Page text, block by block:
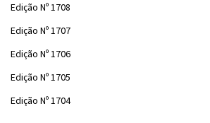
Edição Nº 1708
Edição Nº 1707
Edição Nº 1706
Edição Nº 1705
Edição Nº 1704